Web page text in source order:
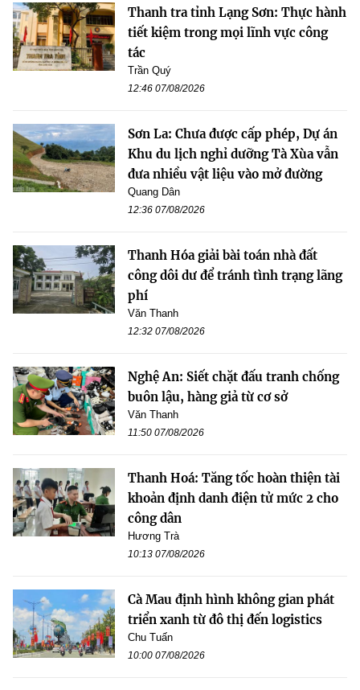
Thanh tra tỉnh Lạng Sơn: Thực hành
tiết kiệm trong mọi lĩnh vực công
tác
Trần Quý
12:46 07/08/2026
Sơn La: Chưa được cấp phép, Dự án
Khu du lịch nghỉ dưỡng Tà Xùa vẫn
đưa nhiều vật liệu vào mở đường
Quang Dân
12:36 07/08/2026
Thanh Hóa giải bài toán nhà đất
công dôi dư để tránh tình trạng lãng
phí
Văn Thanh
12:32 07/08/2026
Nghệ An: Siết chặt đấu tranh chống
buôn lậu, hàng giả từ cơ sở
Văn Thanh
11:50 07/08/2026
Thanh Hoá: Tăng tốc hoàn thiện tài
khoản định danh điện tử mức 2 cho
công dân
Hương Trà
10:13 07/08/2026
Cà Mau định hình không gian phát
triển xanh từ đô thị đến logistics
Chu Tuấn
10:00 07/08/2026